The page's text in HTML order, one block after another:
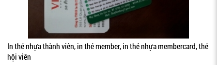
In thẻ nhựa thành viên, in thẻ member, in thẻ nhựa membercard, thẻ
hội viên